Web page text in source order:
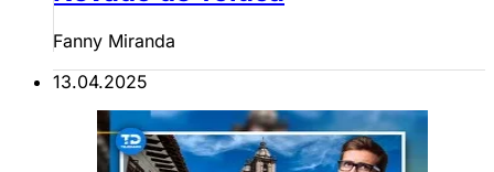
Fanny Miranda
13.04.2025